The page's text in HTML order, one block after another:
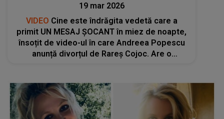
19 mar 2026
VIDEO Cine este îndrăgita vedetă care a
primit UN MESAJ ȘOCANT în miez de noapte,
însoțit de video-ul în care Andreea Popescu
anunță divorțul de Rareș Cojoc. Are o